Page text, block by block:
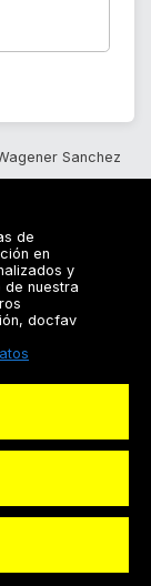
Sanchez
de
en
y
nuestra
docfav